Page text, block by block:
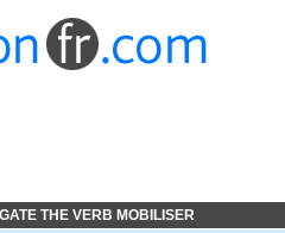
THE VERB MOBILISER